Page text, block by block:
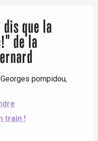
que la
de la
pompidou,
train !